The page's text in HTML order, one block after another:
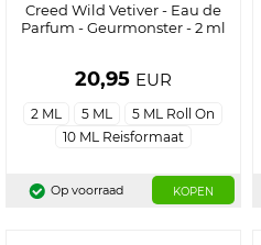
Creed Wild Vetiver - Eau de
Parfum - Geurmonster - 2 ml
20,95 EUR
2 ML 5 ML
5 ML Roll On
10 ML Reisformaat
Op voorraad KOPEN